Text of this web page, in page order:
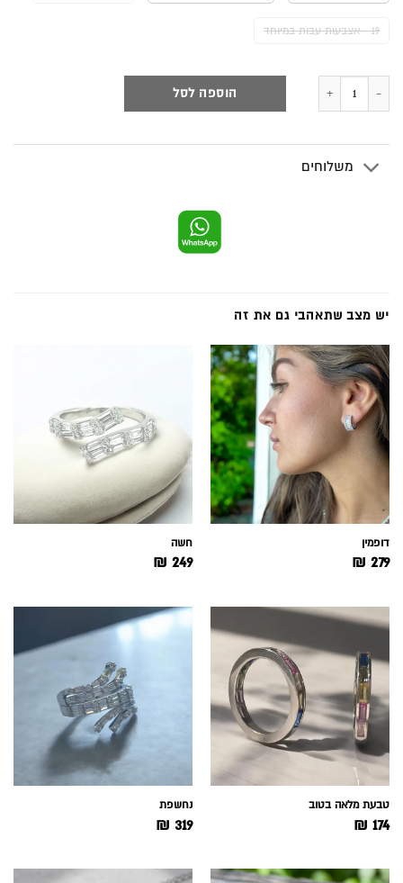
19 - אצבעות עבות במיוחד
הוספה לסל
משלוחים
יש מצב שתאהבי גם את זה
דופמין
279
₪
חשה
249
₪
טבעת מלאה בטוב
174
₪
נחשפת
319
₪